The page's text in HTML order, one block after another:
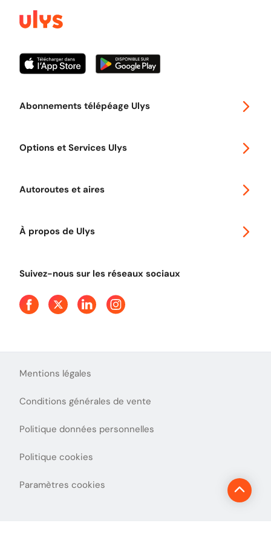
Abonnements télépéage Ulys
Options et Services Ulys
Autoroutes et aires
À propos de Ulys
Suivez-nous sur les réseaux sociaux
Mentions légales
Conditions générales de vente
Politique données personnelles
Politique cookies
Paramètres cookies